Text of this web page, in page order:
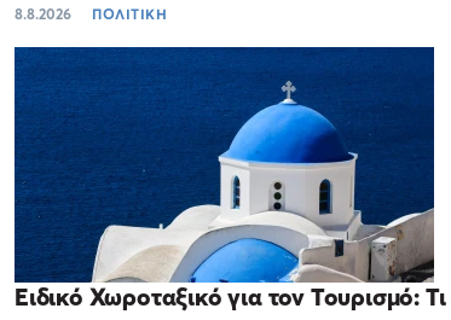
8.8.2026 ΠΟΛΙΤΙΚΗ
Ειδικό Χωροταξικό για τον Τουρισμό: